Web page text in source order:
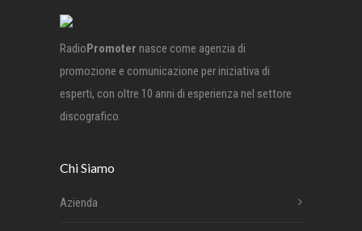
RadioPromoter nasce come agenzia di
promozione e comunicazione per iniziativa di
esperti, con oltre 10 anni di esperienza nel settore
discografico.
Chi Siamo
Azienda